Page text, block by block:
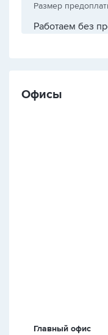
Размер
Работаем без
Офисы
Главный офис